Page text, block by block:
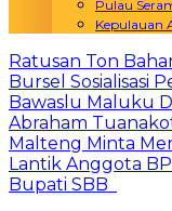
Pulau
Kepulauan
Ratusan Ton
Bursel Sosialisasi
Bawaslu Maluku
Abraham
Malteng Minta
Lantik Anggota
Bupati SBB